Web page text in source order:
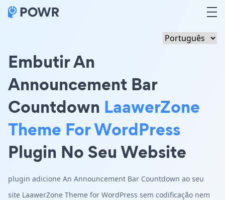
Embutir An
Announcement Bar
Countdown LaawerZone
Theme For WordPress
Plugin No Seu Website
plugin adicione An Announcement Bar Countdown ao seu
site LaawerZone Theme for WordPress sem codificação nem